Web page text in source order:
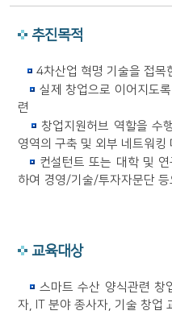
추진목적
4차산업 혁명 기술을 접목
실제 창업으로 이어지도
련
창업지원허브 역할을 수
영역의 구축 및 외부 네트워킹
컨설턴트 또는 대학 및
하여 경영/기술/투자자문단
교육대상
스마트 수산 양식관련 창
자, IT 분야 종사자, 기술 창업